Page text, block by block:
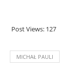
Post Views: 127
MICHAŁ PAULI